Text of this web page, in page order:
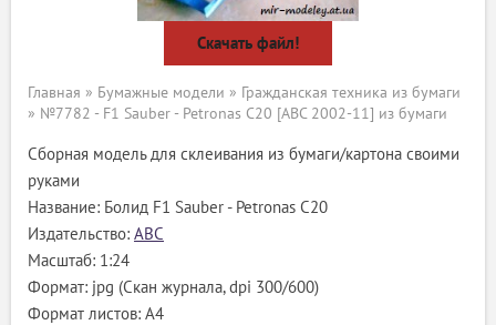
Скачать файл!
Главная » Бумажные модели » Гражданская техника из бумаги
» №7782 - F1 Sauber - Petronas C20 [ABC 2002-11] из бумаги
Сборная модель для склеивания из бумаги/картона своими
руками
Название: Болид F1 Sauber - Petronas C20
Издательство: ABC
Масштаб: 1:24
Формат: jpg (Скан журнала, dpi 300/600)
Формат листов: A4